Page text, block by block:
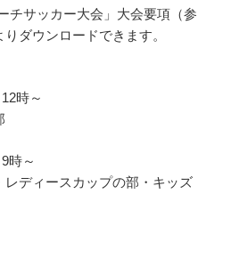
チサッカー大会」大会要項（参
ダウンロードできます。
時～
時～
レディースカップの部・キッズ